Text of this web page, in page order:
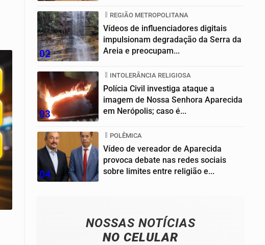
02
REGIÃO METROPOLITANA
Vídeos de influenciadores digitais
impulsionam degradação da Serra da
Areia e preocupam...
03
INTOLERÂNCIA RELIGIOSA
Polícia Civil investiga ataque a
imagem de Nossa Senhora Aparecida
em Nerópolis; caso é...
04
POLÊMICA
Vídeo de vereador de Aparecida
provoca debate nas redes sociais
sobre limites entre religião e...
NOSSAS NOTÍCIAS
NO CELULAR